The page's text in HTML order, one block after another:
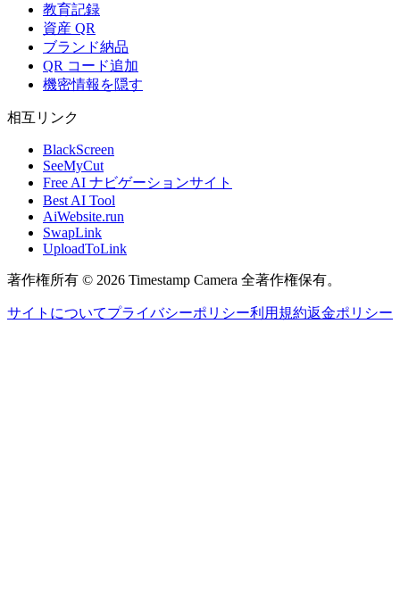
教育記録
資産 QR
ブランド納品
QR コード追加
機密情報を隠す
相互リンク
BlackScreen
SeeMyCut
Free AI ナビゲーションサイト
Best AI Tool
AiWebsite.run
SwapLink
UploadToLink
著作権所有 © 2026 Timestamp Camera 全著作権保有。
サイトについてプライバシーポリシー利用規約返金ポリシー